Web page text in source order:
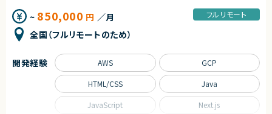
~ 850,000 円 ／月
全国（フルリモートのため）
フルリモート
開発経験 AWS GCP
HTML/CSS Java
JavaScript Next.js